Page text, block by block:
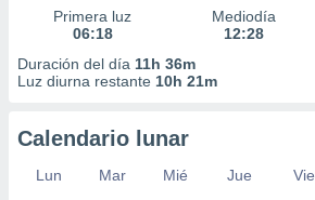
Primera luz
06:18
Mediodía
12:28
Duración del día 11h 36m
Luz diurna restante 10h 21m
Calendario lunar
Lun Mar Mié Jue Vie